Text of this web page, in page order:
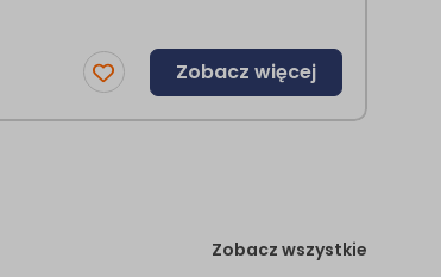
Zobacz więcej
Zobacz wszystkie